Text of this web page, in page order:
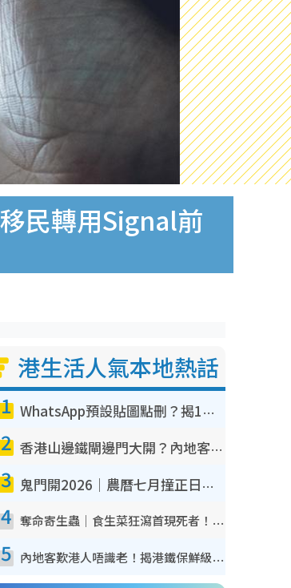
民轉用Signal前
港生活人氣本地熱話
1 WhatsApp預設貼圖點刪？揭1招「反向操作」還原簡潔介面 附3步實測教學
2 香港山邊鐵閘邊門大開？內地客困惑意義何在！網民神回覆：呢種叫法理性防禦
3 鬼門開2026｜農曆七月撞正日全食特別邪？專家警告切忌做一事！揭4大禁忌+2招保平安
4 奪命寄生蟲｜食生菜狂瀉首現死者！疫潮惡化錄1.8萬宗病例 揭洗菜3大謬誤
5 內地客歎港人唔識老！揭港鐵保鮮級冷氣 港人求放過：咪投訴